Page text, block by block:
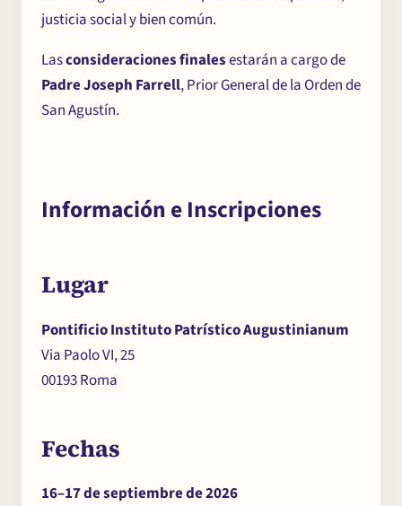
justicia social y bien común.
Lasconsideraciones finalesestarán a cargo de
Padre Joseph Farrell, Prior General de la Orden de
San Agustín.
Información e Inscripciones
Lugar
Pontificio Instituto Patrístico Augustinianum
Via Paolo VI, 25
00193 Roma
Fechas
16–17 de septiembre de 2026